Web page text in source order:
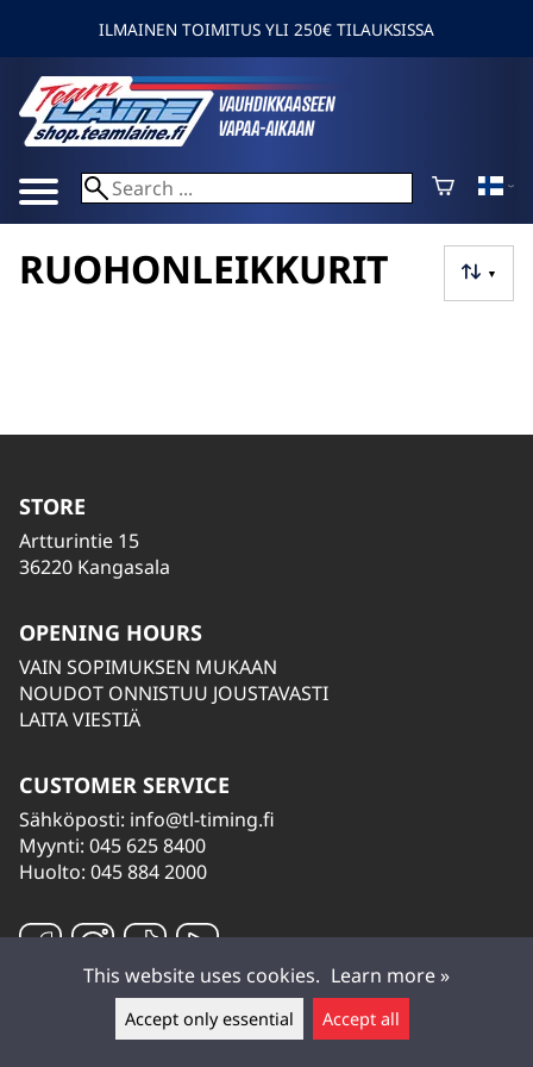
Leave a message ▲
ILMAINEN TOIMITUS YLI 250€ TILAUKSISSA
▼
RUOHONLEIKKURIT
STORE
Artturintie 15
36220 Kangasala
OPENING HOURS
VAIN SOPIMUKSEN MUKAAN
NOUDOT ONNISTUU JOUSTAVASTI
LAITA VIESTIÄ
CUSTOMER SERVICE
Sähköposti: info@tl-timing.fi
Myynti: 045 625 8400
Huolto: 045 884 2000
This website uses cookies. Learn more »
Accept only essential Accept all